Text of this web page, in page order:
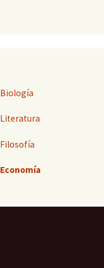
Biología
Literatura
Filosofía
Economía